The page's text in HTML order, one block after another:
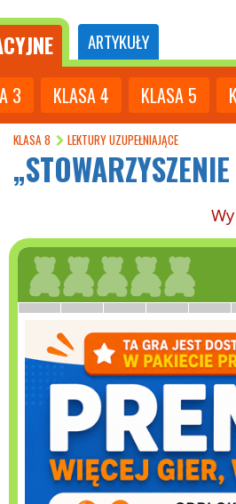
ARTYKUŁY
3 KLASA4 KLASA 5
KLASA 8 LEKTURY UZUPEŁNIAJĄCE